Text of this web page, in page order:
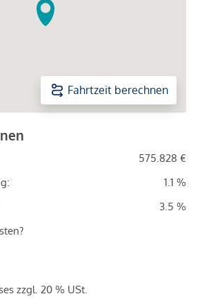
Fahrtzeit berechnen
575.828 €
1.1 %
3.5 %
zzgl. 20 % USt.